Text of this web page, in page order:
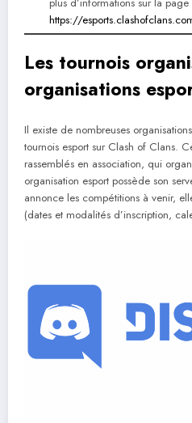
https://
Les tournois
organisations
Il existe de nombreuses
tournois esport sur Clash of Clans.
rassemblés en association, qui
organisation esport possède son
annonce les compétitions à venir,
(dates et modalités d’inscription,